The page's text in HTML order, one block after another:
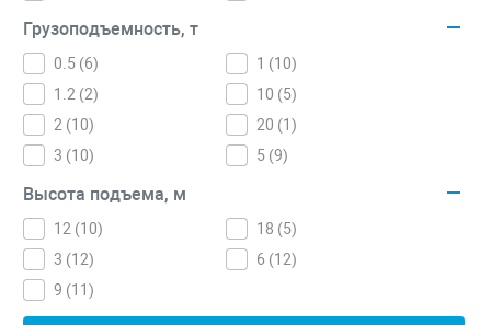
Грузоподъемность, т
0.5 (6) 1 (10)
1.2 (2) 10 (5)
2 (10) 20 (1)
3 (10) 5 (9)
Высота подъема, м
12 (10) 18 (5)
3 (12) 6 (12)
9 (11 )